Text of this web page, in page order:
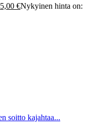
5,00 €Nykyinen hinta on: